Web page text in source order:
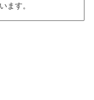
ます。